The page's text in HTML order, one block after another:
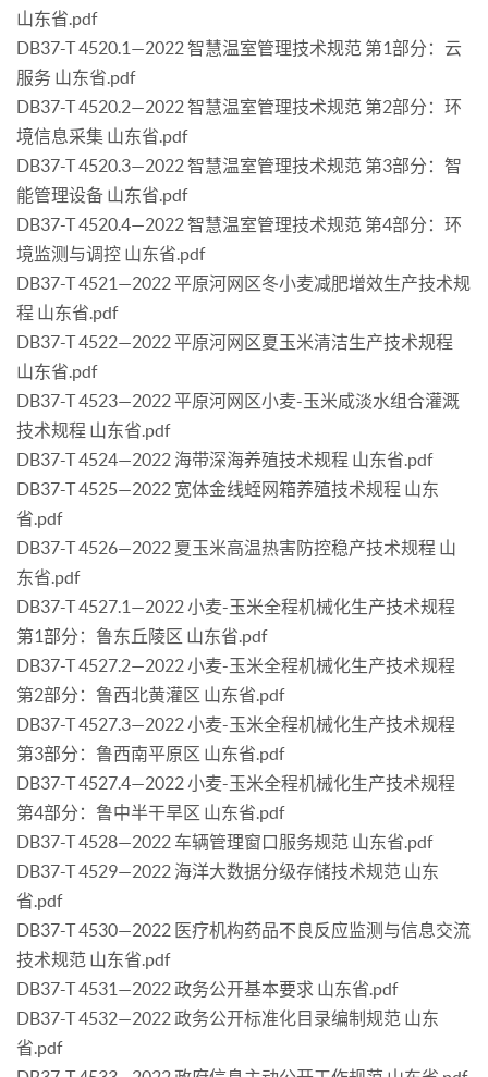
山东省.pdf
DB37-T 4520.1—2022 智慧温室管理技术规范 第1部分：云
服务 山东省.pdf
DB37-T 4520.2—2022 智慧温室管理技术规范 第2部分：环
境信息采集 山东省.pdf
DB37-T 4520.3—2022 智慧温室管理技术规范 第3部分：智
能管理设备 山东省.pdf
DB37-T 4520.4—2022 智慧温室管理技术规范 第4部分：环
境监测与调控 山东省.pdf
DB37-T 4521—2022 平原河网区冬小麦减肥增效生产技术规
程 山东省.pdf
DB37-T 4522—2022 平原河网区夏玉米清洁生产技术规程
山东省.pdf
DB37-T 4523—2022 平原河网区小麦-玉米咸淡水组合灌溉
技术规程 山东省.pdf
DB37-T 4524—2022 海带深海养殖技术规程 山东省.pdf
DB37-T 4525—2022 宽体金线蛭网箱养殖技术规程 山东
省.pdf
DB37-T 4526—2022 夏玉米高温热害防控稳产技术规程 山
东省.pdf
DB37-T 4527.1—2022 小麦-玉米全程机械化生产技术规程
第1部分：鲁东丘陵区 山东省.pdf
DB37-T 4527.2—2022 小麦-玉米全程机械化生产技术规程
第2部分：鲁西北黄灌区 山东省.pdf
DB37-T 4527.3—2022 小麦-玉米全程机械化生产技术规程
第3部分：鲁西南平原区 山东省.pdf
DB37-T 4527.4—2022 小麦-玉米全程机械化生产技术规程
第4部分：鲁中半干旱区 山东省.pdf
DB37-T 4528—2022 车辆管理窗口服务规范 山东省.pdf
DB37-T 4529—2022 海洋大数据分级存储技术规范 山东
省.pdf
DB37-T 4530—2022 医疗机构药品不良反应监测与信息交流
技术规范 山东省.pdf
DB37-T 4531—2022 政务公开基本要求 山东省.pdf
DB37-T 4532—2022 政务公开标准化目录编制规范 山东
省.pdf